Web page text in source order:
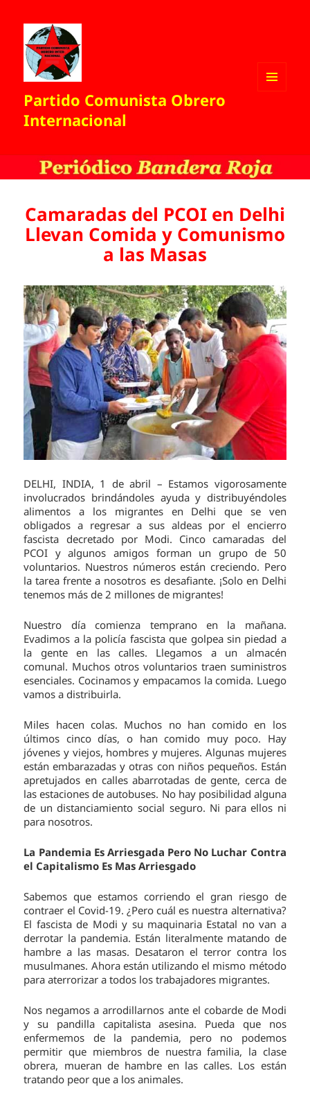
Partido Comunista Obrero
Internacional
Camaradas del PCOI en Delhi
Llevan Comida y Comunismo
a las Masas
DELHI, INDIA, 1 de abril – Estamos vigorosamente
involucrados brindándoles ayuda y distribuyéndoles
alimentos a los migrantes en Delhi que se ven
obligados a regresar a sus aldeas por el encierro
fascista decretado por Modi. Cinco camaradas del
PCOI y algunos amigos forman un grupo de 50
voluntarios. Nuestros números están creciendo. Pero
la tarea frente a nosotros es desafiante. ¡Solo en Delhi
tenemos más de 2 millones de migrantes!
Nuestro día comienza temprano en la mañana.
Evadimos a la policía fascista que golpea sin piedad a
la gente en las calles. Llegamos a un almacén
comunal. Muchos otros voluntarios traen suministros
esenciales. Cocinamos y empacamos la comida. Luego
vamos a distribuirla.
Miles hacen colas. Muchos no han comido en los
últimos cinco días, o han comido muy poco. Hay
jóvenes y viejos, hombres y mujeres. Algunas mujeres
están embarazadas y otras con niños pequeños. Están
apretujados en calles abarrotadas de gente, cerca de
las estaciones de autobuses. No hay posibilidad alguna
de un distanciamiento social seguro. Ni para ellos ni
para nosotros.
La Pandemia Es Arriesgada Pero No Luchar Contra
el Capitalismo Es Mas Arriesgado
Sabemos que estamos corriendo el gran riesgo de
contraer el Covid-19. ¿Pero cuál es nuestra alternativa?
El fascista de Modi y su maquinaria Estatal no van a
derrotar la pandemia. Están literalmente matando de
hambre a las masas. Desataron el terror contra los
musulmanes. Ahora están utilizando el mismo método
para aterrorizar a todos los trabajadores migrantes.
Nos negamos a arrodillarnos ante el cobarde de Modi
y su pandilla capitalista asesina. Pueda que nos
enfermemos de la pandemia, pero no podemos
permitir que miembros de nuestra familia, la clase
obrera, mueran de hambre en las calles. Los están
tratando peor que a los animales.